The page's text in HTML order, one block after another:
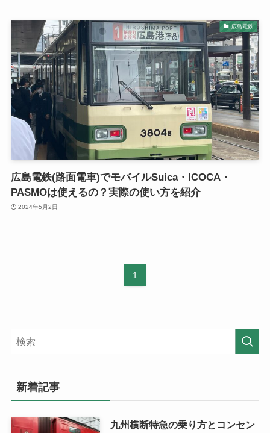
広島電鉄
広島電鉄(路面電車)でモバイルSuica・ICOCA・
PASMOは使えるの？実際の使い方を紹介
2024年5月2日
1
新着記事
九州横断特急の乗り方とコンセン